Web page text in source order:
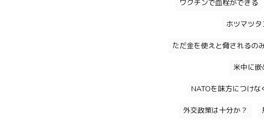
ワクチンで血栓ができる
ホツマツタ
ただ金を使えと脅されるの
米中に嵌
NATOを味方につけな
外交政策は十分か？